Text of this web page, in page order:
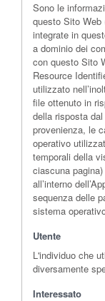
Sono le
questo Sito
integrate in
a dominio dei
con questo Sito
Resource
utilizzato
file ottenuto in
della risposta
provenienza, le
operativo
temporali della
ciascuna
all’interno
sequenza delle
sistema
Utente
L'individuo che
diversamente
Interessato